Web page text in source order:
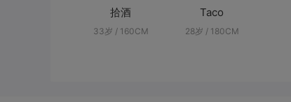
拾酒
33岁 / 160CM
Taco
28岁 / 180CM